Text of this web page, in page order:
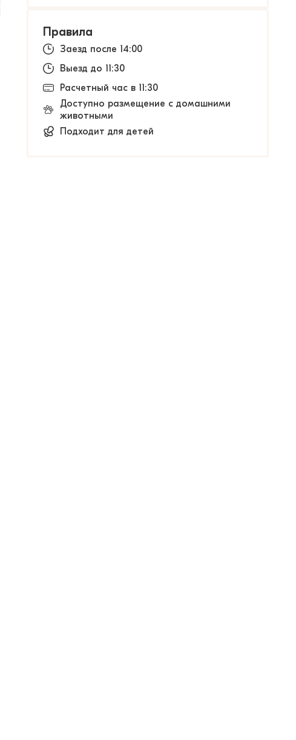
Правила
Заезд после 14:00
Выезд до 11:30
Расчетный час в 11:30
Доступно размещение с домашними
животными
Подходит для детей